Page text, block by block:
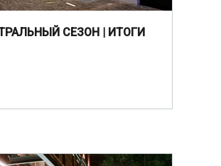
СЕЗОН | ИТОГИ